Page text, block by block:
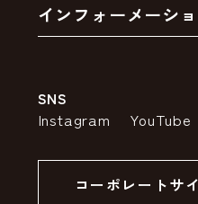
アウトレットセール
お支払いについて
インフォーメーシ
特定商取引法の表示
SSLサーバー証明書とは
SNS
Instagram YouTube
コーポレートサ